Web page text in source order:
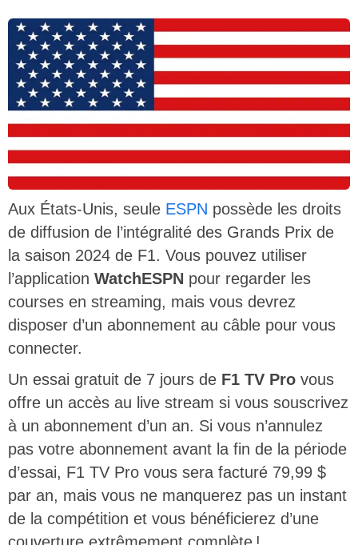
Aux États-Unis, seule ESPN possède les droits
de diffusion de l’intégralité des Grands Prix de
la saison 2024 de F1. Vous pouvez utiliser
l’application WatchESPN pour regarder les
courses en streaming, mais vous devrez
disposer d’un abonnement au câble pour vous
connecter.
Un essai gratuit de 7 jours de F1 TV Pro vous
offre un accès au live stream si vous souscrivez
à un abonnement d’un an. Si vous n’annulez
pas votre abonnement avant la fin de la période
d’essai, F1 TV Pro vous sera facturé 79,99 $
par an, mais vous ne manquerez pas un instant
de la compétition et vous bénéficierez d’une